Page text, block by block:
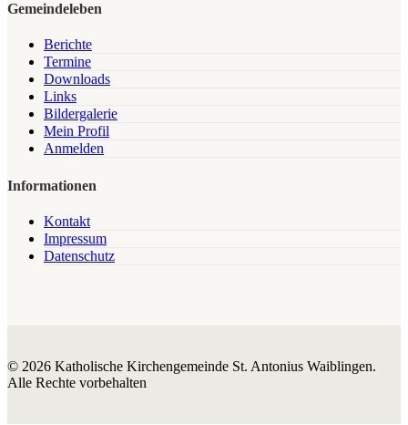
Gemeindeleben
Berichte
Termine
Downloads
Links
Bildergalerie
Mein Profil
Anmelden
Informationen
Kontakt
Impressum
Datenschutz
© 2026 Katholische Kirchengemeinde St. Antonius Waiblingen.
Alle Rechte vorbehalten